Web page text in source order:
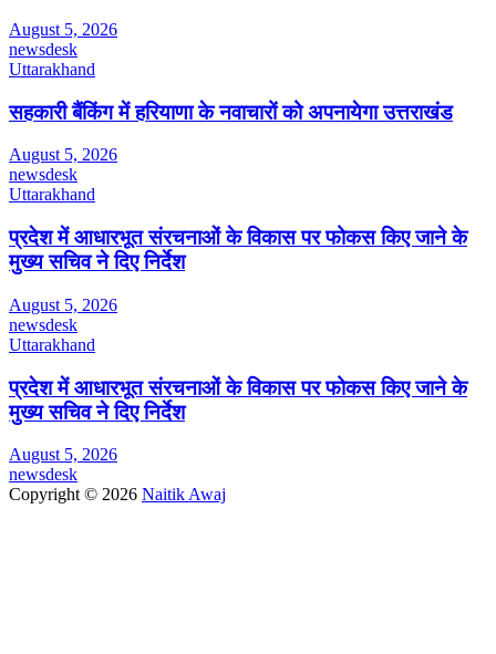
August 5, 2026
newsdesk
Uttarakhand
सहकारी बैंकिंग में हरियाणा के नवाचारों को अपनायेगा उत्तराखंड
August 5, 2026
newsdesk
Uttarakhand
प्रदेश में आधारभूत संरचनाओं के विकास पर फोकस किए जाने के
मुख्य सचिव ने दिए निर्देश
August 5, 2026
newsdesk
Uttarakhand
प्रदेश में आधारभूत संरचनाओं के विकास पर फोकस किए जाने के
मुख्य सचिव ने दिए निर्देश
August 5, 2026
newsdesk
Copyright © 2026 Naitik Awaj